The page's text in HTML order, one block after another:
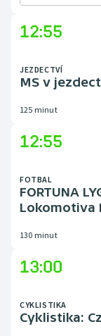
12:55
JEZDECTVÍ
MS v
125 minut
12:55
FOTBAL
FORTUNA
Lokomotiva
130 minut
13:00
CYKLISTIKA
Cyklistika: